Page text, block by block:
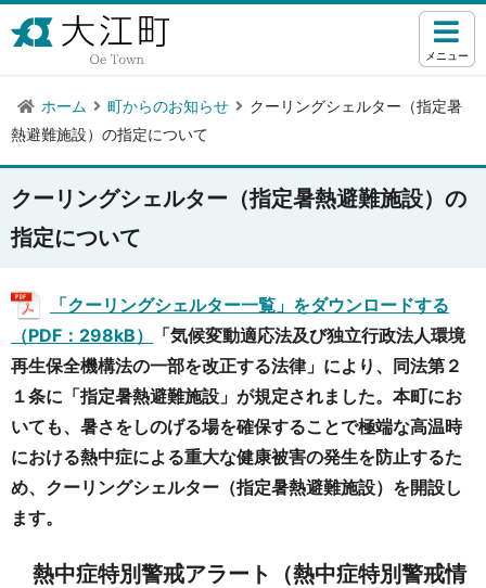
メニュー
ホーム 町からのお知らせ
クーリングシェルター（指定暑
熱避難施設）の指定について
クーリングシェルター（指定暑熱避難施設）の
指定について
「クーリングシェルター一覧」をダウンロードする
（PDF：298kB）
「気候変動適応法及び独立行政法人環境
再生保全機構法の一部を改正する法律」により、同法第２
１条に「指定暑熱避難施設」が規定されました。本町にお
いても、暑さをしのげる場を確保することで極端な高温時
における熱中症による重大な健康被害の発生を防止するた
め、クーリングシェルター（指定暑熱避難施設）を開設し
ます。
熱中症特別警戒アラート（熱中症特別警戒情